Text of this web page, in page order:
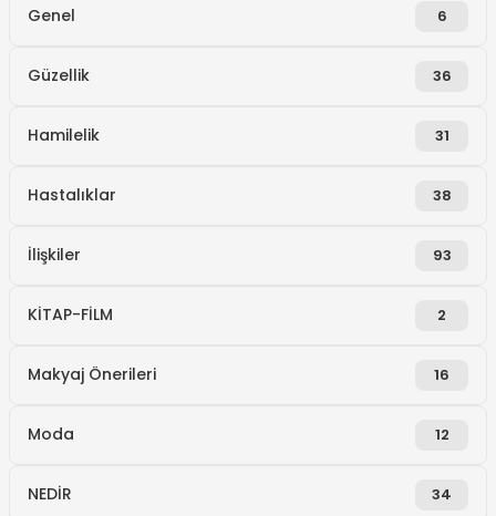
Genel 6
Güzellik 36
Hamilelik 31
Hastalıklar 38
İlişkiler 93
KİTAP-FİLM 2
Makyaj Önerileri 16
Moda 12
NEDİR 34